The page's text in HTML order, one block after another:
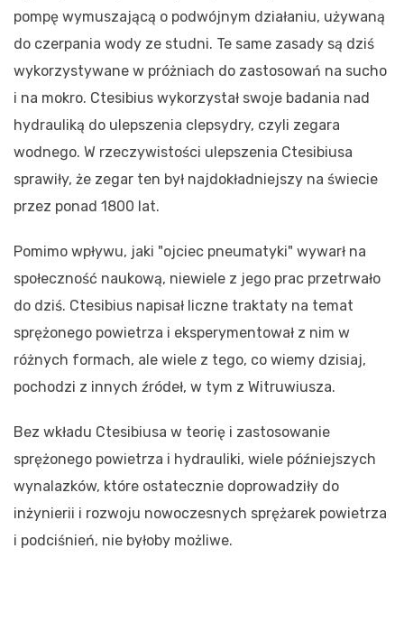
pompę wymuszającą o podwójnym działaniu, używaną
do czerpania wody ze studni. Te same zasady są dziś
wykorzystywane w próżniach do zastosowań na sucho
i na mokro. Ctesibius wykorzystał swoje badania nad
hydrauliką do ulepszenia clepsydry, czyli zegara
wodnego. W rzeczywistości ulepszenia Ctesibiusa
sprawiły, że zegar ten był najdokładniejszy na świecie
przez ponad 1800 lat.
Pomimo wpływu, jaki "ojciec pneumatyki" wywarł na
społeczność naukową, niewiele z jego prac przetrwało
do dziś. Ctesibius napisał liczne traktaty na temat
sprężonego powietrza i eksperymentował z nim w
różnych formach, ale wiele z tego, co wiemy dzisiaj,
pochodzi z innych źródeł, w tym z Witruwiusza.
Bez wkładu Ctesibiusa w teorię i zastosowanie
sprężonego powietrza i hydrauliki, wiele późniejszych
wynalazków, które ostatecznie doprowadziły do
inżynierii i rozwoju nowoczesnych sprężarek powietrza
i podciśnień, nie byłoby możliwe.